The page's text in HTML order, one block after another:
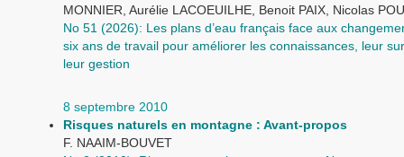
MONNIER, Aurélie LACOEUILHE, Benoit PAIX, Nicolas
No 51 (2026): Les plans d’eau français face aux
six ans de travail pour améliorer les connaissances, leur
leur gestion
8 septembre 2010
Risques naturels en montagne : Avant-propos
F. NAAIM-BOUVET